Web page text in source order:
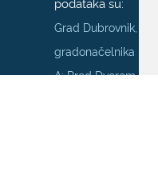
Grad Dubrovnik,
gradonačelnika
A: Pred Dvorom 1; E: